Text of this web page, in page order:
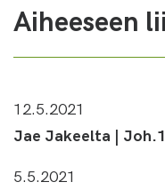
Aiheeseen
12.5.2021
Jae Jakeelta |
5.5.2021